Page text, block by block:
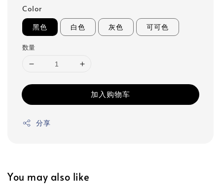
Color
黑色 白色 灰色 可可色
数量
加入购物车
分享
You may also like